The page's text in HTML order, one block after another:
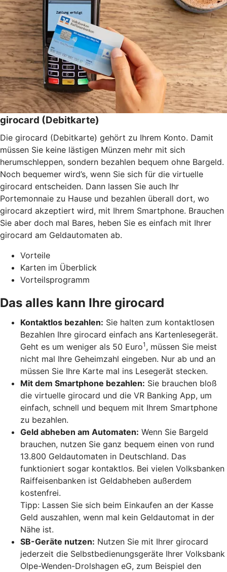
girocard (Debitkarte)
Die girocard (Debitkarte) gehört zu Ihrem Konto. Damit
müssen Sie keine lästigen Münzen mehr mit sich
herumschleppen, sondern bezahlen bequem ohne Bargeld.
Noch bequemer wird’s, wenn Sie sich für die virtuelle
girocard entscheiden. Dann lassen Sie auch Ihr
Portemonnaie zu Hause und bezahlen überall dort, wo
girocard akzeptiert wird, mit Ihrem Smartphone. Brauchen
Sie aber doch mal Bares, heben Sie es einfach mit Ihrer
girocard am Geldautomaten ab.
Vorteile
Karten im Überblick
Vorteilsprogramm
Das alles kann Ihre girocard
Kontaktlos bezahlen: Sie halten zum kontaktlosen
Bezahlen Ihre girocard einfach ans Kartenlesegerät.
Geht es um weniger als 50 Euro1 , müssen Sie meist
nicht mal Ihre Geheimzahl eingeben. Nur ab und an
müssen Sie Ihre Karte mal ins Lesegerät stecken.
Mit dem Smartphone bezahlen: Sie brauchen bloß
die virtuelle girocard und die VR Banking App, um
einfach, schnell und bequem mit Ihrem Smartphone
zu bezahlen.
Geld abheben am Automaten: Wenn Sie Bargeld
brauchen, nutzen Sie ganz bequem einen von rund
13.800 Geldautomaten in Deutschland. Das
funktioniert sogar kontaktlos. Bei vielen Volksbanken
Raiffeisenbanken ist Geldabheben außerdem
kostenfrei.
Tipp: Lassen Sie sich beim Einkaufen an der Kasse
Geld auszahlen, wenn mal kein Geldautomat in der
Nähe ist.
SB-Geräte nutzen: Nutzen Sie mit Ihrer girocard
jederzeit die Selbstbedienungsgeräte Ihrer Volksbank
Olpe-Wenden-Drolshagen eG, zum Beispiel den